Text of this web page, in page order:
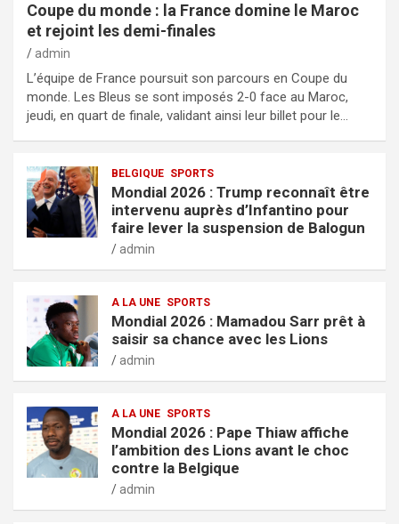
Coupe du monde : la France domine le Maroc
et rejoint les demi-finales
admin
L’équipe de France poursuit son parcours en Coupe du
monde. Les Bleus se sont imposés 2-0 face au Maroc,
jeudi, en quart de finale, validant ainsi leur billet pour le…
BELGIQUE SPORTS
Mondial 2026 : Trump reconnaît être
intervenu auprès d’Infantino pour
faire lever la suspension de Balogun
admin
A LA UNE SPORTS
Mondial 2026 : Mamadou Sarr prêt à
saisir sa chance avec les Lions
admin
A LA UNE SPORTS
Mondial 2026 : Pape Thiaw affiche
l’ambition des Lions avant le choc
contre la Belgique
admin